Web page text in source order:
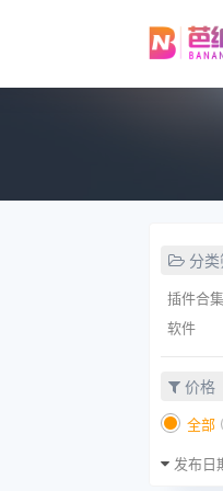
分
插件合集
软件
价格
全部
发布日